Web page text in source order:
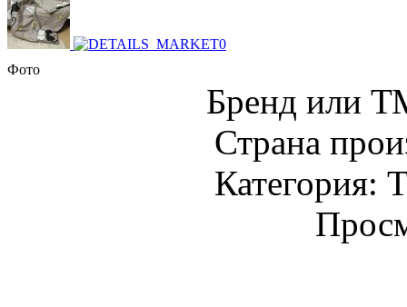
Фото
Бренд или
Страна
Категория: